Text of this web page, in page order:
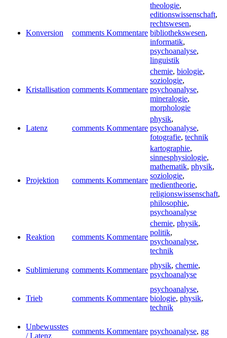
Konversion comments Kommentare
theologie,
editionswissenschaft,
rechtswesen,
bibliothekswesen,
informatik,
psychoanalyse,
linguistik
Kristallisation comments Kommentare
chemie, biologie,
soziologie,
psychoanalyse,
mineralogie,
morphologie
Latenz comments Kommentare
physik,
psychoanalyse,
fotografie, technik
Projektion comments Kommentare
kartographie,
sinnesphysiologie,
mathematik, physik,
soziologie,
medientheorie,
religionswissenschaft,
philosophie,
psychoanalyse
Reaktion comments Kommentare
chemie, physik,
politik,
psychoanalyse,
technik
Sublimierung comments Kommentare
physik, chemie,
psychoanalyse
Trieb comments Kommentare
psychoanalyse,
biologie, physik,
technik
Unbewusstes
/ Latenz
comments Kommentare psychoanalyse, gg